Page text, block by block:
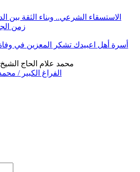
الاستسقاء الشرعي.. وبناء الثقة بين
زمن
أسرة أهل اعبيدك تشكر المعزين في
الفراغ الكبير /